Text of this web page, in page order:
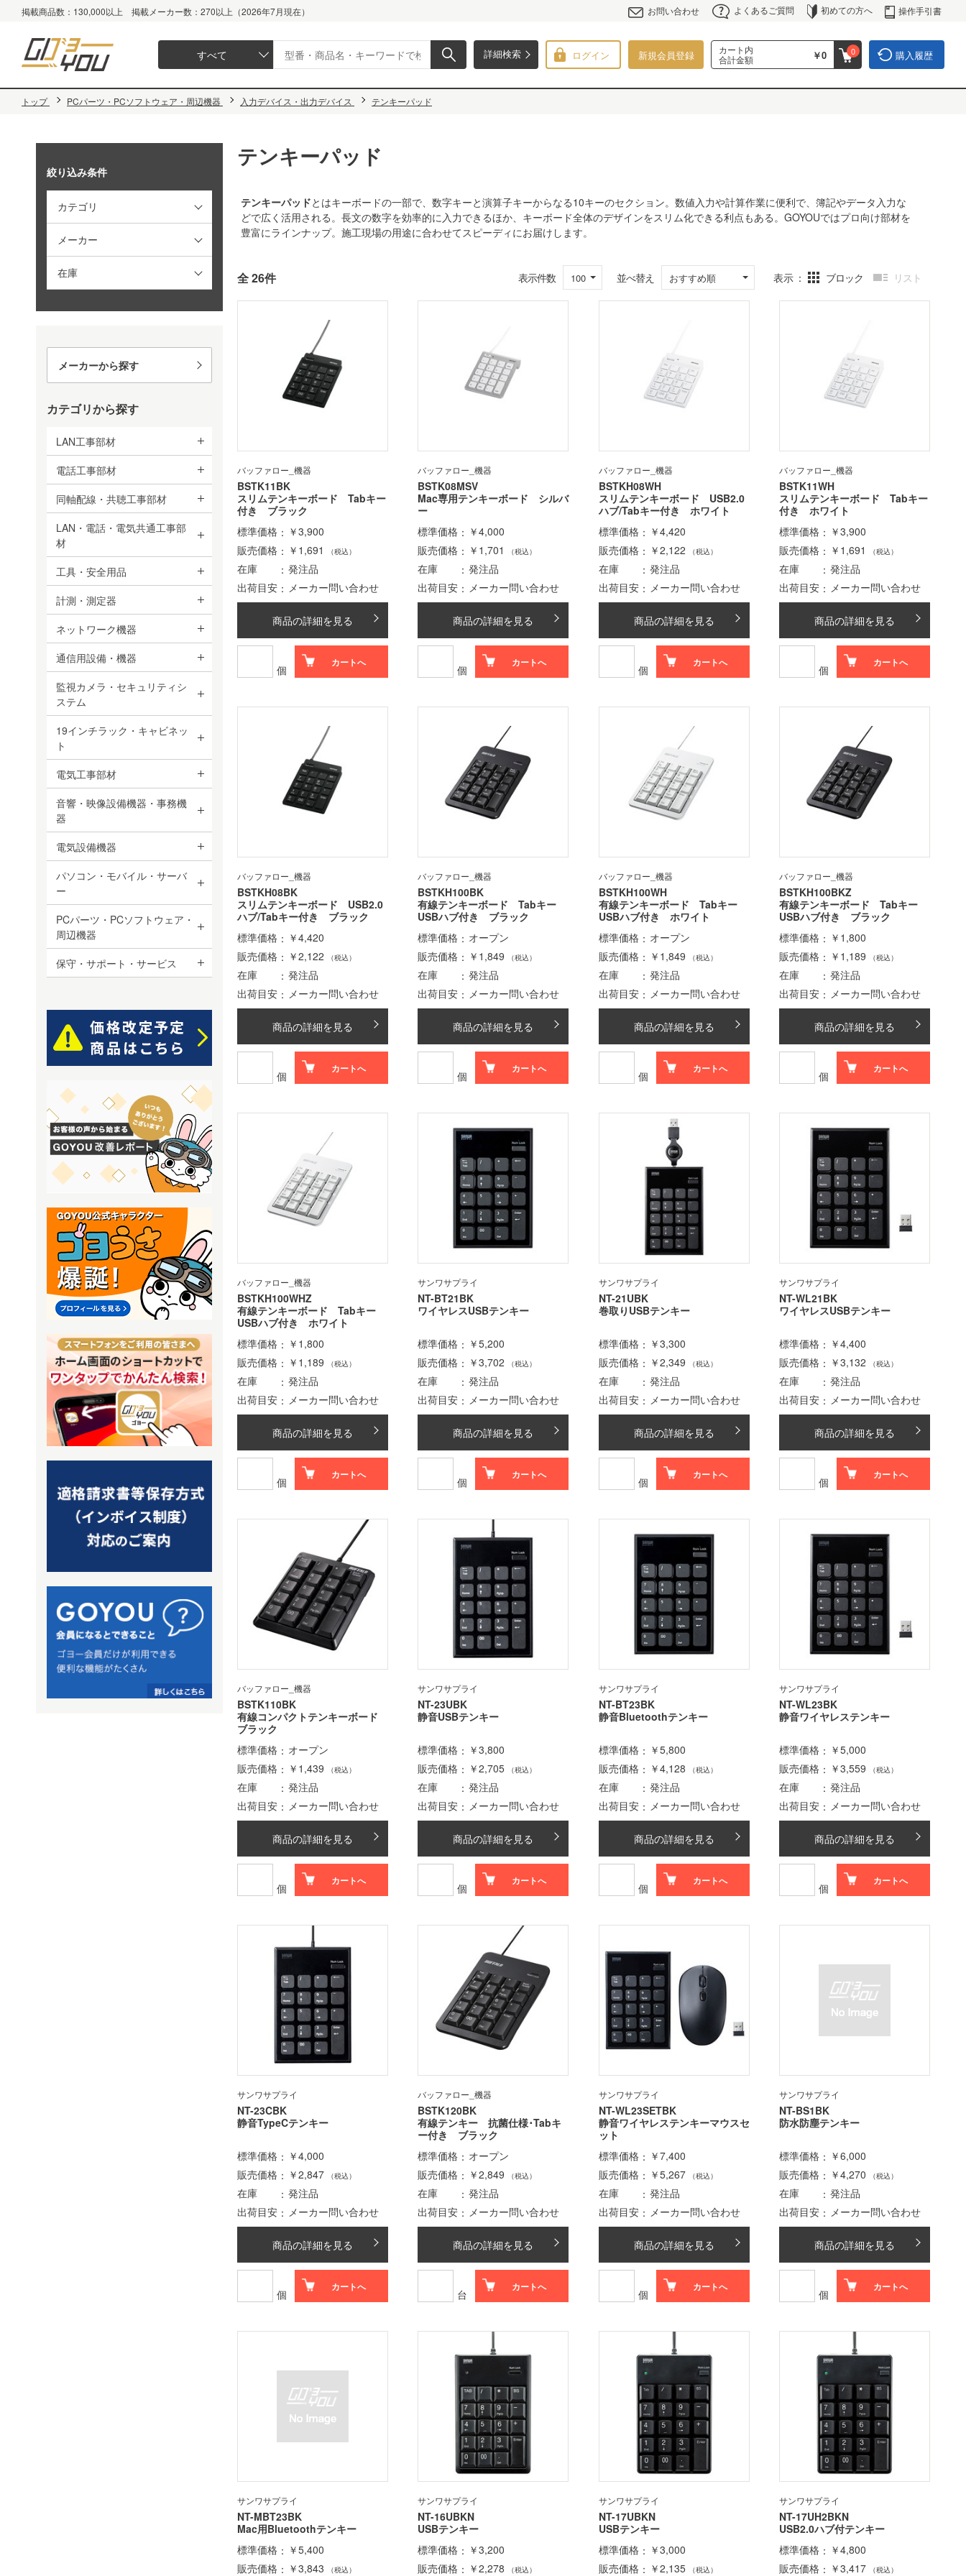
掲載商品数：130,000以上 掲載メーカー数：270以上（2026年7月現在） お問い合わせ よくあるご質問 初めての方へ 操作手引書
詳細検索
すべて ログイン 新規会員登録
カート内
合計金額
￥0 0 購入履歴
トップ PCパーツ・PCソフトウェア・周辺機器 入力デバイス・出力デバイス テンキーパッド
テンキーパッド
テンキーパッドとはキーボードの一部で、数字キーと演算子キーからなる10キーのセクション。数値入力や計算作業に便利で、簿記やデータ入力な
どで広く活用される。長文の数字を効率的に入力できるほか、キーボード全体のデザインをスリム化できる利点もある。GOYOUではプロ向け部材を
豊富にラインナップ。施工現場の用途に合わせてスピーディにお届けします。
表示件数 100 並べ替え おすすめ順 表示 ブロック リスト
全 26件
バッファロー_機器
BSTK11BK
スリムテンキーボード Tabキー
付き ブラック
標準価格
￥3,900
販売価格
￥1,691 （税込）
在庫
発注品
出荷目安
メーカー問い合わせ
商品の詳細を見る
個
カートへ
バッファロー_機器
BSTK08MSV
Mac専用テンキーボード シルバ
ー
標準価格
￥4,000
販売価格
￥1,701 （税込）
在庫
発注品
出荷目安
メーカー問い合わせ
商品の詳細を見る
個
カートへ
バッファロー_機器
BSTKH08WH
スリムテンキーボード USB2.0
ハブ/Tabキー付き ホワイト
標準価格
￥4,420
販売価格
￥2,122 （税込）
在庫
発注品
出荷目安
メーカー問い合わせ
商品の詳細を見る
個
カートへ
バッファロー_機器
BSTK11WH
スリムテンキーボード Tabキー
付き ホワイト
標準価格
￥3,900
販売価格
￥1,691 （税込）
在庫
発注品
出荷目安
メーカー問い合わせ
商品の詳細を見る
個
カートへ
バッファロー_機器
BSTKH08BK
スリムテンキーボード USB2.0
ハブ/Tabキー付き ブラック
標準価格
￥4,420
販売価格
￥2,122 （税込）
在庫
発注品
出荷目安
メーカー問い合わせ
商品の詳細を見る
個
カートへ
バッファロー_機器
BSTKH100BK
有線テンキーボード Tabキー
USBハブ付き ブラック
標準価格
オープン
販売価格
￥1,849 （税込）
在庫
発注品
出荷目安
メーカー問い合わせ
商品の詳細を見る
個
カートへ
バッファロー_機器
BSTKH100WH
有線テンキーボード Tabキー
USBハブ付き ホワイト
標準価格
オープン
販売価格
￥1,849 （税込）
在庫
発注品
出荷目安
メーカー問い合わせ
商品の詳細を見る
個
カートへ
バッファロー_機器
BSTKH100BKZ
有線テンキーボード Tabキー
USBハブ付き ブラック
標準価格
￥1,800
販売価格
￥1,189 （税込）
在庫
発注品
出荷目安
メーカー問い合わせ
商品の詳細を見る
個
カートへ
バッファロー_機器
BSTKH100WHZ
有線テンキーボード Tabキー
USBハブ付き ホワイト
標準価格
￥1,800
販売価格
￥1,189 （税込）
在庫
発注品
出荷目安
メーカー問い合わせ
商品の詳細を見る
個
カートへ
サンワサプライ
NT-BT21BK
ワイヤレスUSBテンキー
標準価格
￥5,200
販売価格
￥3,702 （税込）
在庫
発注品
出荷目安
メーカー問い合わせ
商品の詳細を見る
個
カートへ
サンワサプライ
NT-21UBK
巻取りUSBテンキー
標準価格
￥3,300
販売価格
￥2,349 （税込）
在庫
発注品
出荷目安
メーカー問い合わせ
商品の詳細を見る
個
カートへ
サンワサプライ
NT-WL21BK
ワイヤレスUSBテンキー
標準価格
￥4,400
販売価格
￥3,132 （税込）
在庫
発注品
出荷目安
メーカー問い合わせ
商品の詳細を見る
個
カートへ
バッファロー_機器
BSTK110BK
有線コンパクトテンキーボード
ブラック
標準価格
オープン
販売価格
￥1,439 （税込）
在庫
発注品
出荷目安
メーカー問い合わせ
商品の詳細を見る
個
カートへ
サンワサプライ
NT-23UBK
静音USBテンキー
標準価格
￥3,800
販売価格
￥2,705 （税込）
在庫
発注品
出荷目安
メーカー問い合わせ
商品の詳細を見る
個
カートへ
サンワサプライ
NT-BT23BK
静音Bluetoothテンキー
標準価格
￥5,800
販売価格
￥4,128 （税込）
在庫
発注品
出荷目安
メーカー問い合わせ
商品の詳細を見る
個
カートへ
サンワサプライ
NT-WL23BK
静音ワイヤレステンキー
標準価格
￥5,000
販売価格
￥3,559 （税込）
在庫
発注品
出荷目安
メーカー問い合わせ
商品の詳細を見る
個
カートへ
サンワサプライ
NT-23CBK
静音TypeCテンキー
標準価格
￥4,000
販売価格
￥2,847 （税込）
在庫
発注品
出荷目安
メーカー問い合わせ
商品の詳細を見る
個
カートへ
バッファロー_機器
BSTK120BK
有線テンキー 抗菌仕様･Tabキ
ー付き ブラック
標準価格
オープン
販売価格
￥2,849 （税込）
在庫
発注品
出荷目安
メーカー問い合わせ
商品の詳細を見る
台
カートへ
サンワサプライ
NT-WL23SETBK
静音ワイヤレステンキーマウスセ
ット
標準価格
￥7,400
販売価格
￥5,267 （税込）
在庫
発注品
出荷目安
メーカー問い合わせ
商品の詳細を見る
個
カートへ
サンワサプライ
NT-BS1BK
防水防塵テンキー
標準価格
￥6,000
販売価格
￥4,270 （税込）
在庫
発注品
出荷目安
メーカー問い合わせ
商品の詳細を見る
個
カートへ
サンワサプライ
NT-MBT23BK
Mac用Bluetoothテンキー
標準価格
￥5,400
販売価格
￥3,843 （税込）
サンワサプライ
NT-16UBKN
USBテンキー
標準価格
￥3,200
販売価格
￥2,278 （税込）
サンワサプライ
NT-17UBKN
USBテンキー
標準価格
￥3,000
販売価格
￥2,135 （税込）
サンワサプライ
NT-17UH2BKN
USB2.0ハブ付テンキー
標準価格
￥4,800
販売価格
￥3,417 （税込）
絞り込み条件
カテゴリ
メーカー
在庫
メーカーから探す
カテゴリから探す
LAN工事部材
電話工事部材
同軸配線・共聴工事部材
LAN・電話・電気共通工事部
材
工具・安全用品
計測・測定器
ネットワーク機器
通信用設備・機器
監視カメラ・セキュリティシ
ステム
19インチラック・キャビネッ
ト
電気工事部材
音響・映像設備機器・事務機
器
電気設備機器
パソコン・モバイル・サーバ
ー
PCパーツ・PCソフトウェア・
周辺機器
保守・サポート・サービス